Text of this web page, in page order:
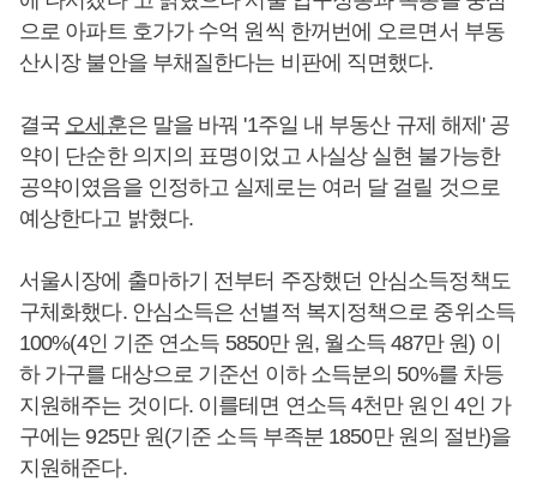
으로 아파트 호가가 수억 원씩 한꺼번에 오르면서 부동
산시장 불안을 부채질한다는 비판에 직면했다.
결국 오세훈은 말을 바꿔 '1주일 내 부동산 규제 해제' 공
약이 단순한 의지의 표명이었고 사실상 실현 불가능한
공약이였음을 인정하고 실제로는 여러 달 걸릴 것으로
예상한다고 밝혔다.
서울시장에 출마하기 전부터 주장했던 안심소득정책도
구체화했다. 안심소득은 선별적 복지정책으로 중위소득
100%(4인 기준 연소득 5850만 원, 월소득 487만 원) 이
하 가구를 대상으로 기준선 이하 소득분의 50%를 차등
지원해주는 것이다. 이를테면 연소득 4천만 원인 4인 가
구에는 925만 원(기준 소득 부족분 1850만 원의 절반)을
지원해준다.